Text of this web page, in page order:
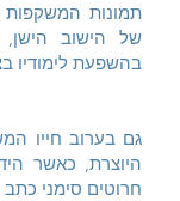
תמונות המשקפות
של הישוב הישן,
בהשפעת לימודיו
גם בערוב חייו
היוצרת, כאשר
חרוטים סימני